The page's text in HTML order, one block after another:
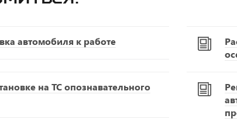
автомобиля к работе
на ТС опознавательного